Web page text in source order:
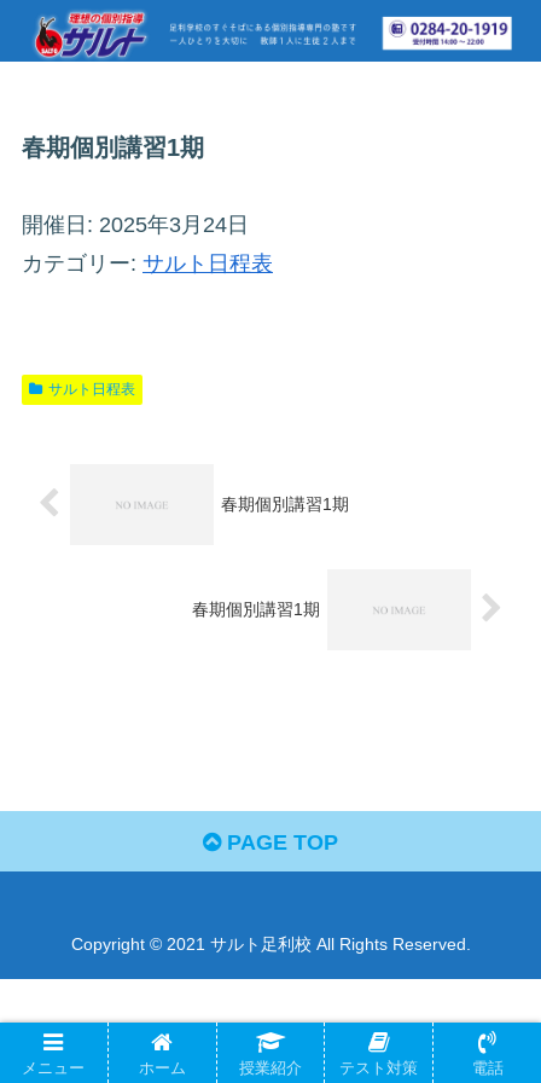
春期個別講習1期
開催日: 2025年3月24日
カテゴリー: サルト日程表
サルト日程表
春期個別講習1期
春期個別講習1期
PAGE TOP
Copyright © 2021 サルト足利校 All Rights Reserved.
メニュー ホーム 授業紹介 テスト対策 電話